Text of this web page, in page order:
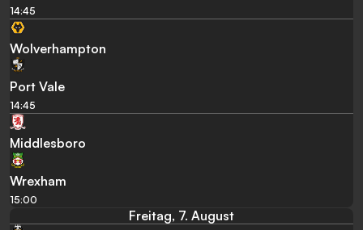
14:45
Wolverhampton
Port Vale
14:45
Middlesboro
Wrexham
15:00
Freitag, 7. August